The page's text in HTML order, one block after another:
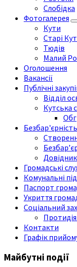
Слобідка
Фотогалерея
Кути
Старі
Тюдів
Малий
Оголошення
Вакансії
Публічні
Відділ
Кутська
Безбар'єрність
Громадські
Комунальні
Паспорт
Укриття
Соціальний
Контакти
Графік
Майбутні події